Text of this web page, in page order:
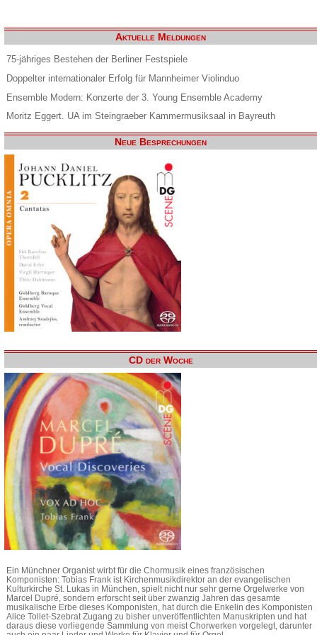
Aktuelle Meldungen
75-jähriges Bestehen der Berliner Festspiele
Doppelter internationaler Erfolg für Mannheimer Violinduo
Ensemble Modern: Konzerte der 3. Young Ensemble Academy
Moritz Eggert. UA im Steingraeber Kammermusiksaal in Bayreuth
Neue Besprechungen
CD der Woche
Ein Münchner Organist wirbt für die Chormusik eines französischen
Komponisten: Tobias Frank ist Kirchenmusikdirektor an der evangelischen
Kulturkirche St. Lukas in München, spielt nicht nur sehr gerne Orgelwerke von
Marcel Dupré, sondern erforscht seit über zwanzig Jahren das gesamte
musikalische Erbe dieses Komponisten, hat durch die Enkelin des Komponisten
Alice Tollet-Szebrat Zugang zu bisher unveröffentlichten Manuskripten und hat
daraus diese vorliegende Sammlung von meist Chorwerken vorgelegt, darunter